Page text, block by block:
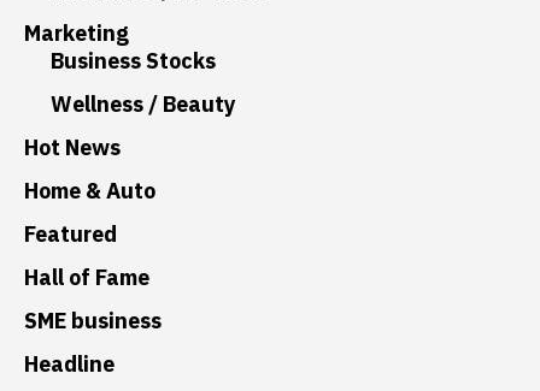
Marketing
Business Stocks
Wellness / Beauty
Hot News
Home & Auto
Featured
Hall of Fame
SME business
Headline